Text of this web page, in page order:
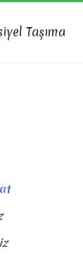
Taşıma